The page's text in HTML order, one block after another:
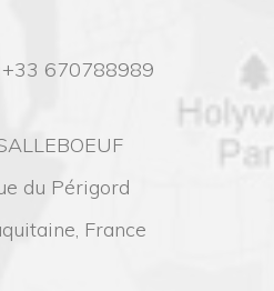
+33 670788989
du Périgord
France